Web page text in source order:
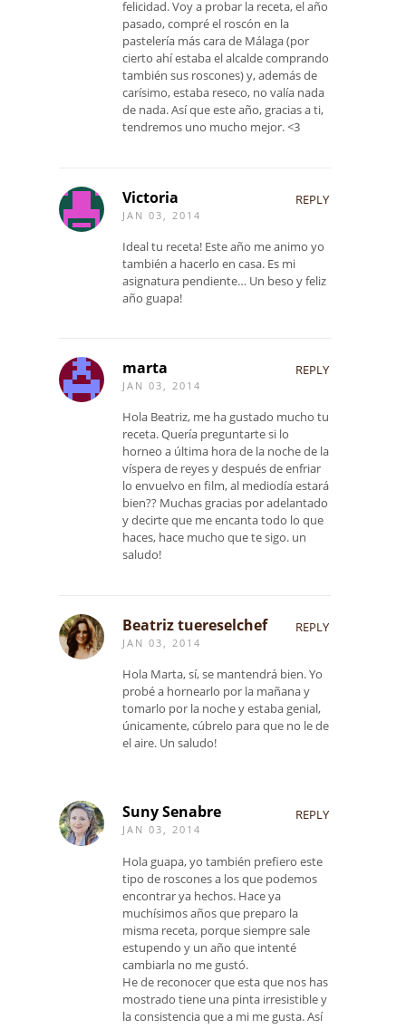
felicidad. Voy a probar la receta, el año
pasado, compré el roscón en la
pastelería más cara de Málaga (por
cierto ahí estaba el alcalde comprando
también sus roscones) y, además de
carísimo, estaba reseco, no valía nada
de nada. Así que este año, gracias a ti,
tendremos uno mucho mejor. <3
Victoria
JAN 03, 2014
REPLY
Ideal tu receta! Este año me animo yo
también a hacerlo en casa. Es mi
asignatura pendiente… Un beso y feliz
año guapa!
marta
JAN 03, 2014
REPLY
Hola Beatriz, me ha gustado mucho tu
receta. Quería preguntarte si lo
horneo a última hora de la noche de la
víspera de reyes y después de enfriar
lo envuelvo en film, al mediodía estará
bien?? Muchas gracias por adelantado
y decirte que me encanta todo lo que
haces, hace mucho que te sigo. un
saludo!
Beatriz tuereselchef
JAN 03, 2014
REPLY
Hola Marta, sí, se mantendrá bien. Yo
probé a hornearlo por la mañana y
tomarlo por la noche y estaba genial,
únicamente, cúbrelo para que no le de
el aire. Un saludo!
Suny Senabre
JAN 03, 2014
REPLY
Hola guapa, yo también prefiero este
tipo de roscones a los que podemos
encontrar ya hechos. Hace ya
muchísimos años que preparo la
misma receta, porque siempre sale
estupendo y un año que intenté
cambiarla no me gustó.
He de reconocer que esta que nos has
mostrado tiene una pinta irresistible y
la consistencia que a mi me gusta. Así